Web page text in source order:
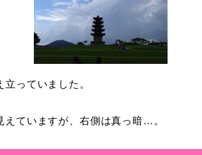
っていました。
えていますが、右側は真っ暗…。